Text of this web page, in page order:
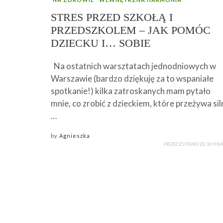
STRES PRZED SZKOŁĄ I
PRZEDSZKOLEM – JAK POMÓC
DZIECKU I… SOBIE
Na ostatnich warsztatach jednodniowych w
Warszawie (bardzo dziękuję za to wspaniałe
spotkanie!) kilka zatroskanych mam pytało
mnie, co zrobić z dzieckiem, które przeżywa
…
by Agnieszka
PRZECZYTANO 20 369